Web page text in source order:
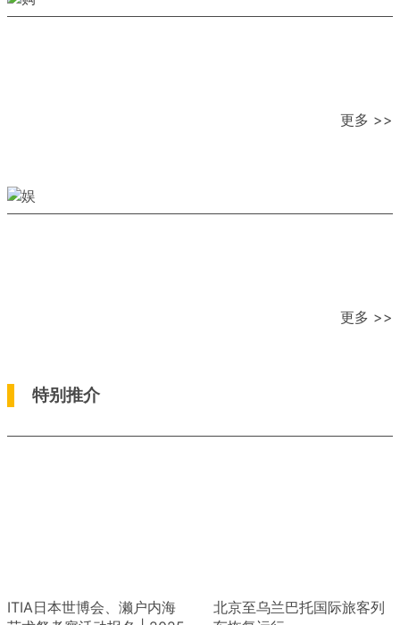
更多 >>
更多 >>
特别推介
ITIA日本世博会、濑户内海
北京至乌兰巴托国际旅客列